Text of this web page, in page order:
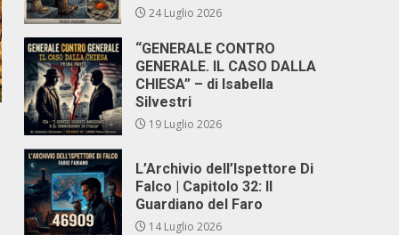
24 Luglio 2026
“GENERALE CONTRO
GENERALE. IL CASO DALLA
CHIESA” – di Isabella
Silvestri
19 Luglio 2026
L’Archivio dell’Ispettore Di
Falco | Capitolo 32: Il
Guardiano del Faro
14 Luglio 2026